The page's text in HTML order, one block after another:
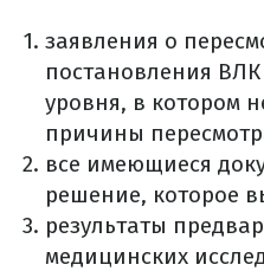
заявления о
постановления
уровня, в котором
причины
все имеющиеся
решение, которое
результаты
медицинских